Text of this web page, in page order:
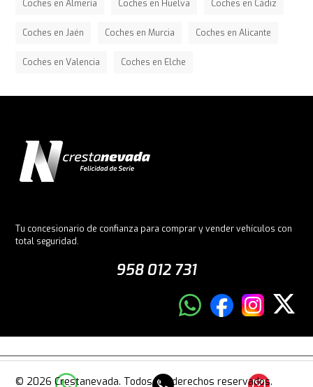
Coches en Almería Coches en Huelva Coches en Cádiz
Coches en Jaén Coches en Murcia Coches en Alicante
Coches en Valencia Coches en Elche
Tu concesionario de confianza para comprar y vender vehículos con
total seguridad.
958 012 731
© 2026 Crestanevada. Todos los derechos reservados.